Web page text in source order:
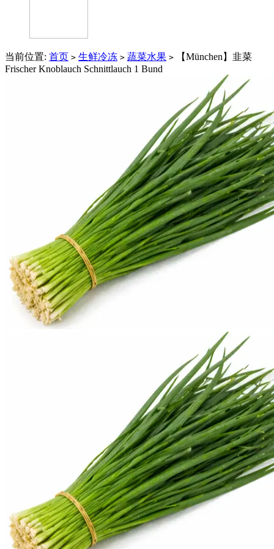
当前位置: 首页 > 生鲜冷冻 > 蔬菜水果 > 【München】韭菜
Frischer Knoblauch Schnittlauch 1 Bund